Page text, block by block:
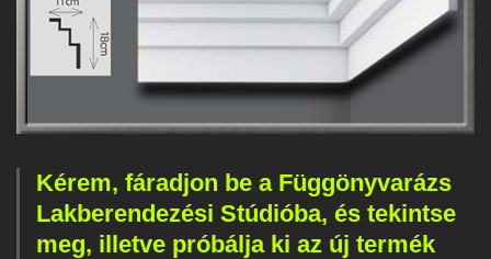
Kérem, fáradjon be a Függönyvarázs
Lakberendezési Stúdióba, és tekintse
meg, illetve próbálja ki az új termék